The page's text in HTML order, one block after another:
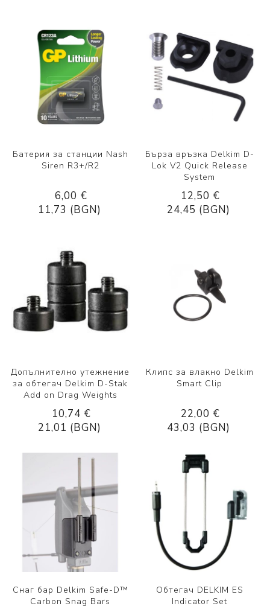
Батерия за станции Nash
Siren R3+/R2
6,00 €
11,73 (BGN)
Бърза връзка Delkim D-
Lok V2 Quick Release
System
12,50 €
24,45 (BGN)
Допълнително утежнение
за обтегач Delkim D-Stak
Add on Drag Weights
10,74 €
21,01 (BGN)
Клипс за влакно Delkim
Smart Clip
22,00 €
43,03 (BGN)
Снаг бар Delkim Safe-D™
Carbon Snag Bars
Обтегач DELKIM ES
Indicator Set